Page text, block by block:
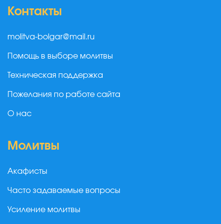
Контакты
molitva-bolgar@mail.ru
Помощь в выборе молитвы
Техническая поддержка
Пожелания по работе сайта
О нас
Молитвы
Акафисты
Часто задаваемые вопросы
Усиление молитвы